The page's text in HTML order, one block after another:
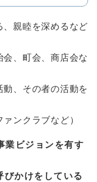
、親睦を深めるなど
会、町会、商店会な
、その者の活動を
ンクラブなど）
業ビジョンを有す
びかけをしている